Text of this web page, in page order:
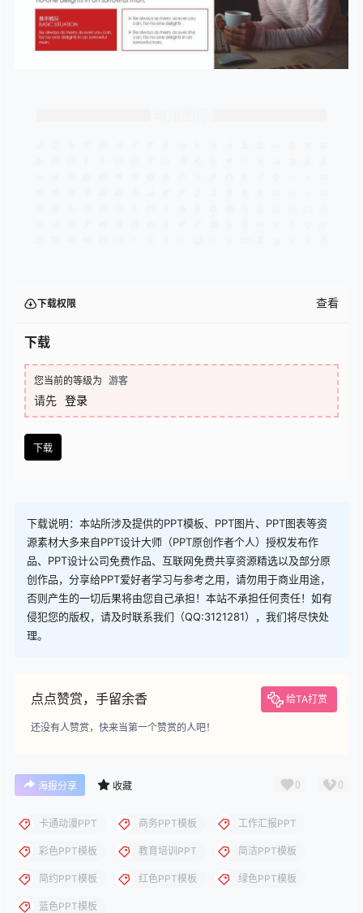
下载权限 查看
下载
您当前的等级为 游客
请先 登录
下载
下载说明：本站所涉及提供的PPT模板、PPT图片、PPT图表等资
源素材大多来自PPT设计大师（PPT原创作者个人）授权发布作
品、PPT设计公司免费作品、互联网免费共享资源精选以及部分原
创作品，分享给PPT爱好者学习与参考之用，请勿用于商业用途，
否则产生的一切后果将由您自己承担！本站不承担任何责任！如有
侵犯您的版权，请及时联系我们（QQ:3121281），我们将尽快处
理。
点点赞赏，手留余香 给TA打赏
还没有人赞赏，快来当第一个赞赏的人吧！
海报分享 收藏 0 0
卡通动漫PPT 商务PPT模板 工作汇报PPT
彩色PPT模板 教育培训PPT 简洁PPT模板
简约PPT模板 红色PPT模板 绿色PPT模板
蓝色PPT模板